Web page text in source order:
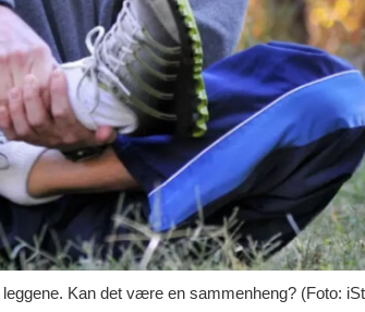
Kan det være en sammenheng? (Foto: